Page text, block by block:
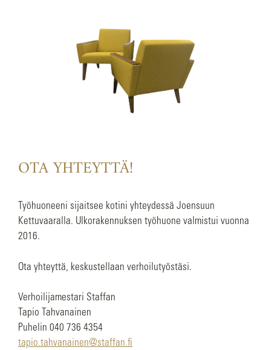
OTA YHTEYTTÄ!
Työhuoneeni sijaitsee kotini yhteydessä Joensuun
Kettuvaaralla. Ulkorakennuksen työhuone valmistui vuonna
2016.
Ota yhteyttä, keskustellaan verhoilutyöstäsi.
Verhoilijamestari Staffan
Tapio Tahvanainen
Puhelin 040 736 4354
tapio.tahvanainen@staffan.fi